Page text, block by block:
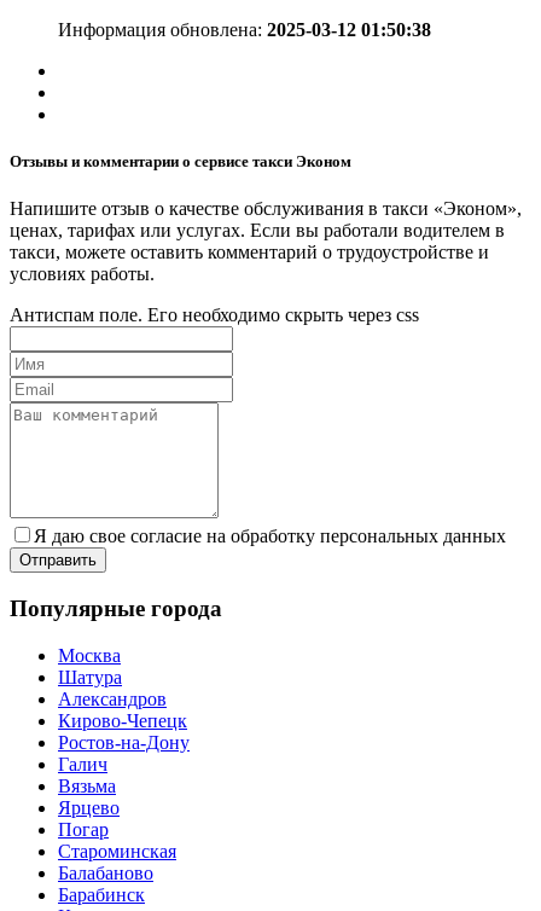
Информация обновлена: 2025-03-12 01:50:38
Отзывы и комментарии о сервисе такси Эконом
Напишите отзыв о качестве обслуживания в такси «Эконом»,
ценах, тарифах или услугах. Если вы работали водителем в
такси, можете оставить комментарий о трудоустройстве и
условиях работы.
Антиспам поле. Его необходимо скрыть через css
Я даю свое согласие на обработку персональных данных
Популярные города
Москва
Шатура
Александров
Кирово-Чепецк
Ростов-на-Дону
Галич
Вязьма
Ярцево
Погар
Староминская
Балабаново
Барабинск